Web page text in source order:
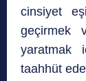
cinsiyet
geçirmek
yaratmak
taahhüt